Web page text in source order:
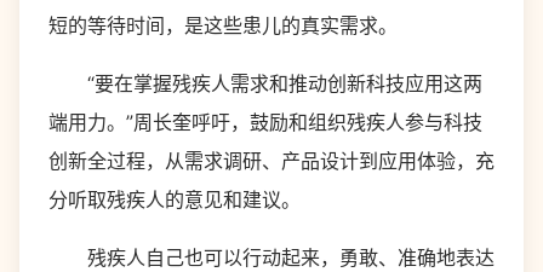
短的等待时间，是这些患儿的真实需求。
“要在掌握残疾人需求和推动创新科技应用这两
端用力。”周长奎呼吁，鼓励和组织残疾人参与科技
创新全过程，从需求调研、产品设计到应用体验，充
分听取残疾人的意见和建议。
残疾人自己也可以行动起来，勇敢、准确地表达